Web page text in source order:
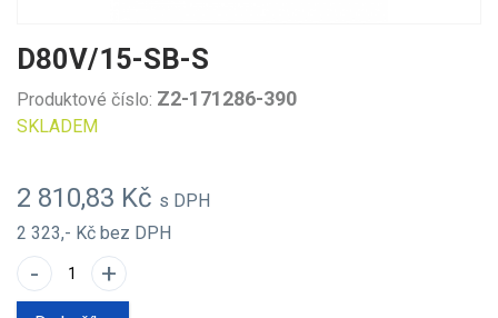
D80V/15-SB-S
Produktové číslo: Z2-171286-390
SKLADEM
2 810,83 Kč s DPH
2 323,- Kč bez DPH
- +